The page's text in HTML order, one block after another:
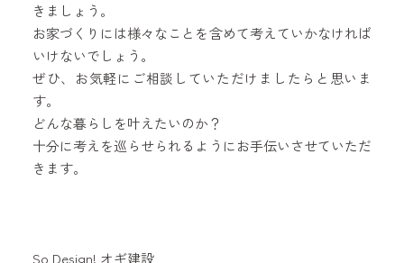
きましょう。
お家づくりには様々なことを含めて考えていかなければ
いけないでしょう。
ぜひ、お気軽にご相談していただけましたらと思いま
す。
どんな暮らしを叶えたいのか？
十分に考えを巡らせられるようにお手伝いさせていただ
きます。
So Design! オギ建設